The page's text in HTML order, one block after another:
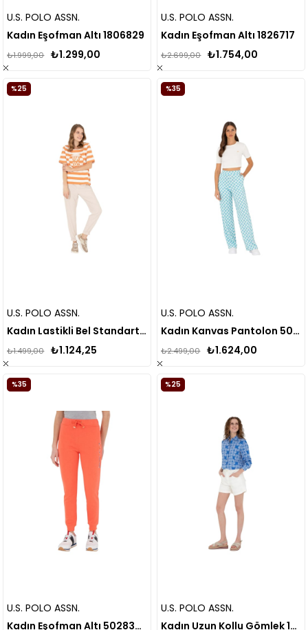
U.S. POLO ASSN.
Kadın Eşofman Altı 1806829
₺1.299,00
₺1.999,00
U.S. POLO ASSN.
Kadın Eşofman Altı 1826717
₺1.754,00
₺2.699,00
U.S. POLO ASSN.
Kadın Lastikli Bel Standart Pantolon Gras
₺1.124,25
₺1.499,00
%25
U.S. POLO ASSN.
Kadın Kanvas Pantolon 50281794
₺1.624,00
₺2.499,00
%35
U.S. POLO ASSN.
Kadın Eşofman Altı 50283344
%35
U.S. POLO ASSN.
Kadın Uzun Kollu Gömlek 1584344
%25